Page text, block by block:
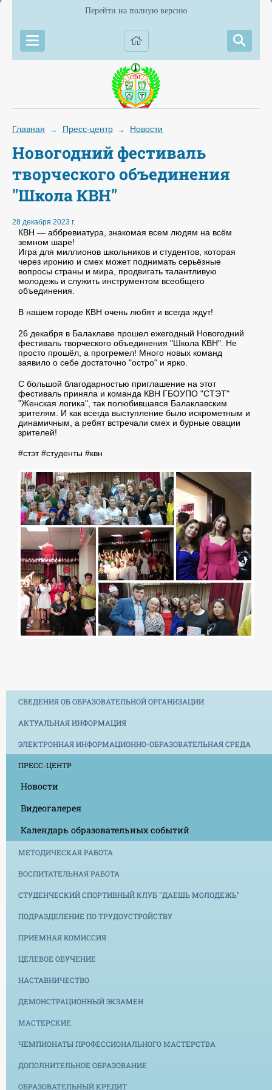
Перейти на полную версию
Главная → Пресс-центр → Новости
Новогодний фестиваль
творческого объединения
"Школа КВН"
28 декабря 2023 г.
КВН — аббревиатура, знакомая всем людям на всём
земном шаре!
Игра для миллионов школьников и студентов, которая
через иронию и смех может поднимать серьёзные
вопросы страны и мира, продвигать талантливую
молодежь и служить инструментом всеобщего
объединения.
В нашем городе КВН очень любят и всегда ждут!
26 декабря в Балаклаве прошел ежегодный Новогодний
фестиваль творческого объединения "Школа КВН". Не
просто прошёл, а прогремел! Много новых команд
заявило о себе достаточно "остро" и ярко.
С большой благодарностью приглашение на этот
фестиваль приняла и команда КВН ГБОУПО "СТЭТ"
"Женская логика", так полюбившаяся Балаклавским
зрителям. И как всегда выступление было искрометным и
динамичным, а ребят встречали смех и бурные овации
зрителей!
#стэт #студенты #квн
СВЕДЕНИЯ ОБ ОБРАЗОВАТЕЛЬНОЙ ОРГАНИЗАЦИИ
АКТУАЛЬНАЯ ИНФОРМАЦИЯ
ЭЛЕКТРОННАЯ ИНФОРМАЦИОННО-ОБРАЗОВАТЕЛЬНАЯ СРЕДА
ПРЕСС-ЦЕНТР
Новости
Видеогалерея
Календарь образовательных событий
МЕТОДИЧЕСКАЯ РАБОТА
ВОСПИТАТЕЛЬНАЯ РАБОТА
СТУДЕНЧЕСКИЙ СПОРТИВНЫЙ КЛУБ "ДАЕШЬ МОЛОДЕЖЬ"
ПОДРАЗДЕЛЕНИЕ ПО ТРУДОУСТРОЙСТВУ
ПРИЕМНАЯ КОМИССИЯ
ЦЕЛЕВОЕ ОБУЧЕНИЕ
НАСТАВНИЧЕСТВО
ДЕМОНСТРАЦИОННЫЙ ЭКЗАМЕН
МАСТЕРСКИЕ
ЧЕМПИОНАТЫ ПРОФЕССИОНАЛЬНОГО МАСТЕРСТВА
ДОПОЛНИТЕЛЬНОЕ ОБРАЗОВАНИЕ
ОБРАЗОВАТЕЛЬНЫЙ КРЕДИТ